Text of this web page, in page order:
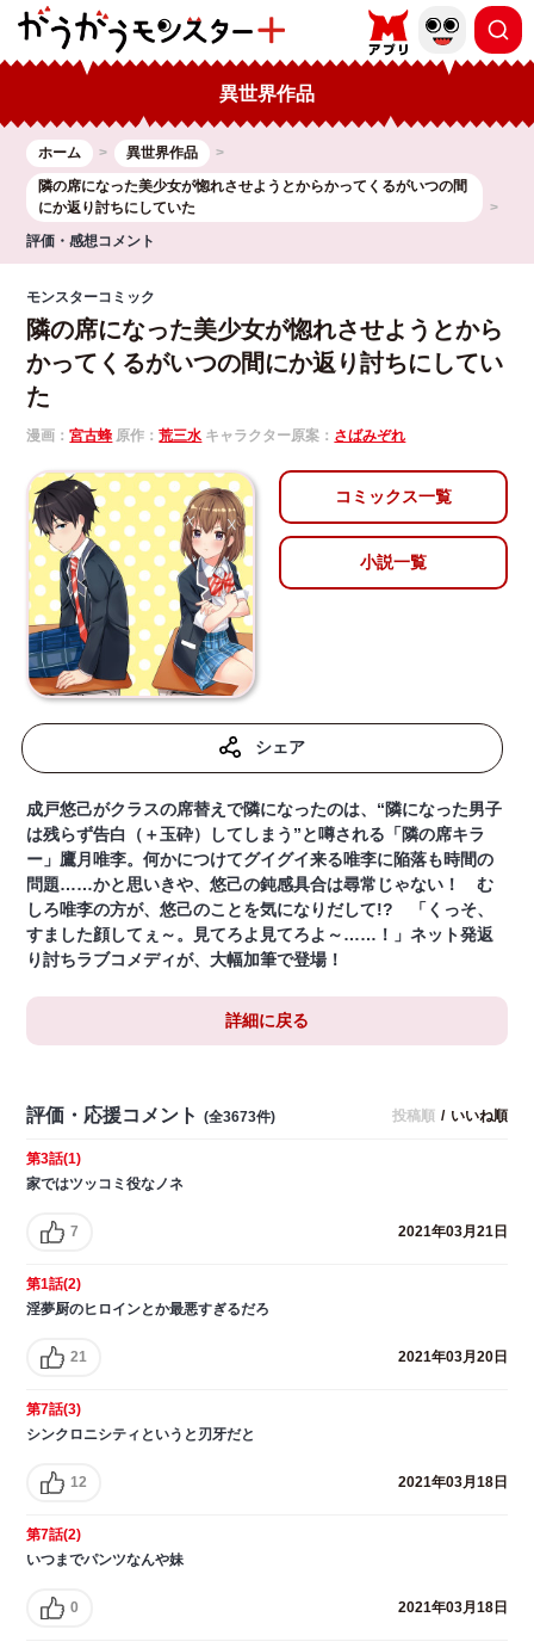
異世界作品
ホーム
異世界作品
隣の席になった美少女が惚れさせようとからかってくるがいつの間
にか返り討ちにしていた
評価・感想コメント
モンスターコミック
隣の席になった美少女が惚れさせようとから
かってくるがいつの間にか返り討ちにしてい
た
漫画：宮古蜂 原作：荒三水 キャラクター原案： さばみぞれ
コミックス一覧
小説一覧
シェア
成戸悠己がクラスの席替えで隣になったのは、“隣になった男子
は残らず告白（＋玉砕）してしまう”と噂される「隣の席キラ
ー」鷹月唯李。何かにつけてグイグイ来る唯李に陥落も時間の
問題……かと思いきや、悠己の鈍感具合は尋常じゃない！ む
しろ唯李の方が、悠己のことを気になりだして!? 「くっそ、
すました顔してぇ～。見てろよ見てろよ～……！」ネット発返
り討ちラブコメディが、大幅加筆で登場！
詳細に戻る
評価・応援コメント (全3673件) 投稿順 / いいね順
第3話(1)
家ではツッコミ役なノネ
7 2021年03月21日
第1話(2)
淫夢厨のヒロインとか最悪すぎるだろ
21 2021年03月20日
第7話(3)
シンクロニシティというと刃牙だと
12 2021年03月18日
第7話(2)
いつまでパンツなんや妹
0 2021年03月18日